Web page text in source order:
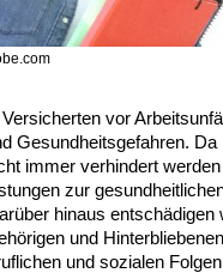
vor
Gesundheitsgefahren. Da
immer verhindert
zur
hinaus entschädigen
und
und sozialen